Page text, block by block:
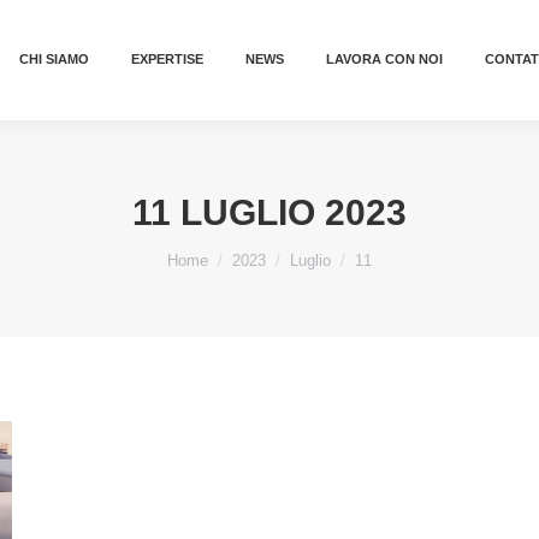
CHI SIAMO EXPERTISE NEWS LAVORA CON NOI
11 LUGLIO 2023
Tu sei qui:
Home 2023 Luglio 11